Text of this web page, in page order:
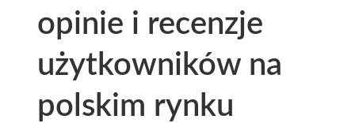
opinie i recenzje
użytkowników na
polskim rynku